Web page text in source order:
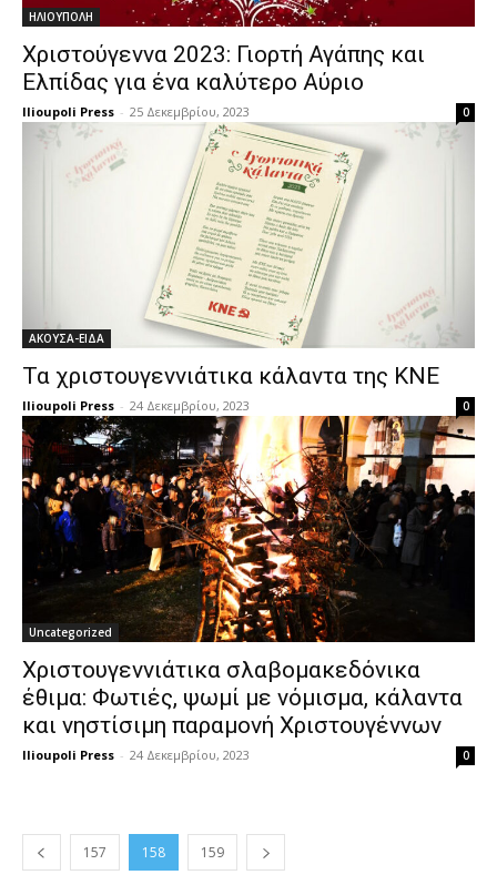
ΗΛΙΟΥΠΟΛΗ
Χριστούγεννα 2023: Γιορτή Αγάπης και
Ελπίδας για ένα καλύτερο Αύριο
Ilioupoli Press - 25 Δεκεμβρίου, 2023 0
ΑΚΟΥΣΑ-ΕΙΔΑ
Τα χριστουγεννιάτικα κάλαντα της ΚΝΕ
Ilioupoli Press - 24 Δεκεμβρίου, 2023 0
Uncategorized
Χριστουγεννιάτικα σλαβομακεδόνικα
έθιμα: Φωτιές, ψωμί με νόμισμα, κάλαντα
και νηστίσιμη παραμονή Χριστουγέννων
Ilioupoli Press - 24 Δεκεμβρίου, 2023 0
157 158 159